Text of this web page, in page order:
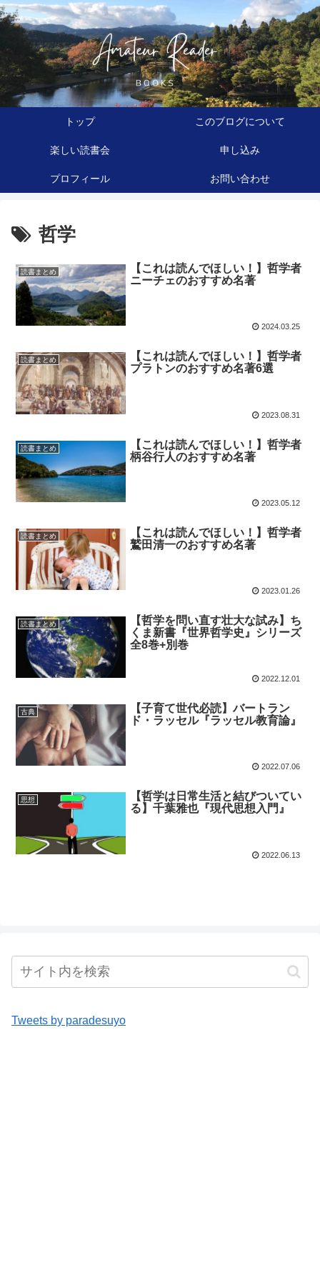
トップ このブログについて
楽しい読書会 申し込み
プロフィール お問い合わせ
哲学
読書まとめ
【これは読んでほしい！】哲学者
ニーチェのおすすめ名著
2024.03.25
読書まとめ
【これは読んでほしい！】哲学者
プラトンのおすすめ名著6選
2023.08.31
読書まとめ
【これは読んでほしい！】哲学者
柄谷行人のおすすめ名著
2023.05.12
読書まとめ
【これは読んでほしい！】哲学者
鷲田清一のおすすめ名著
2023.01.26
読書まとめ
【哲学を問い直す壮大な試み】ち
くま新書『世界哲学史』シリーズ
全8巻+別巻
2022.12.01
古典
【子育て世代必読】バートラン
ド・ラッセル『ラッセル教育論』
2022.07.06
思想
【哲学は日常生活と結びついてい
る】千葉雅也『現代思想入門』
2022.06.13
Tweets by paradesuyo